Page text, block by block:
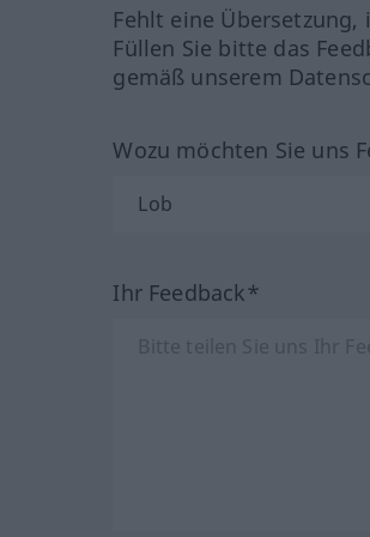
Fehlt eine
Füllen Sie bitte das
gemäß unserem
Wozu möchten Sie uns
Ihr Feedback*